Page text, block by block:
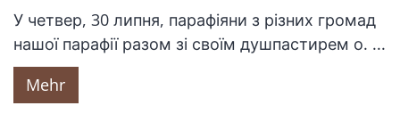
У четвер, 30 липня, парафіяни з різних громад
нашої парафії разом зі своїм душпастирем о. ...
Mehr